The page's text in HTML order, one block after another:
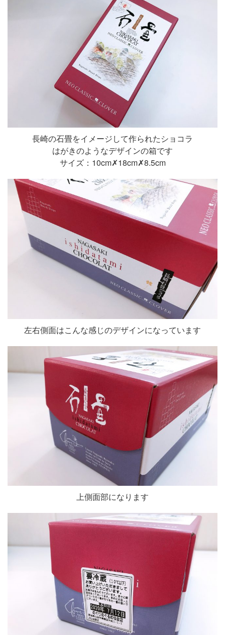
長崎の石畳をイメージして作られたショコラ
はがきのようなデザインの箱です
サイズ：10cm✗18cm✗8.5cm
左右側面はこんな感じのデザインになっています
上側面部になります